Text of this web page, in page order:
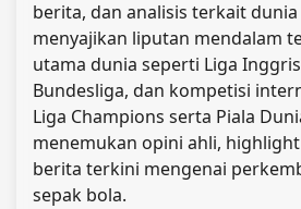
berita, dan analisis terkait
menyajikan liputan mendalam
utama dunia seperti Liga
Bundesliga, dan kompetisi
Liga Champions serta Piala
menemukan opini ahli,
berita terkini mengenai
sepak bola.